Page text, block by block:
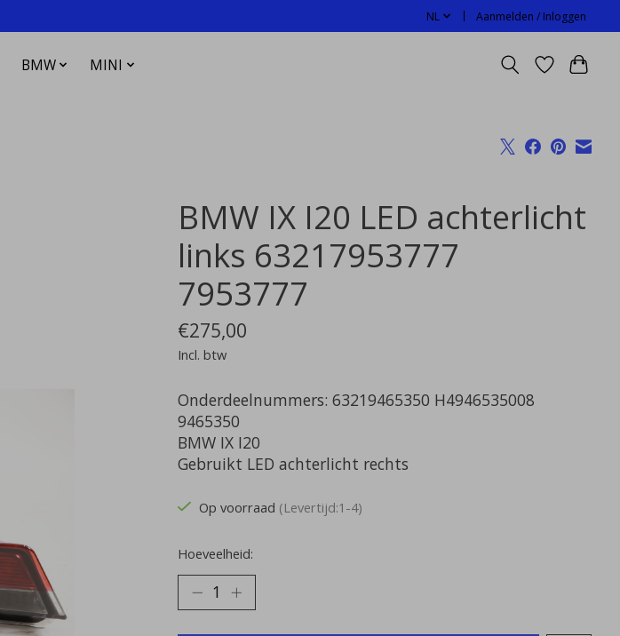
NL Aanmelden / Inloggen
BMW MINI
BMW IX I20 LED achterlicht
links 63217953777
7953777
€275,00
Incl. btw
Onderdeelnummers: 63219465350 H4946535008
9465350
BMW IX I20
Gebruikt LED achterlicht rechts
Op voorraad (Levertijd:1-4)
Hoeveelheid: